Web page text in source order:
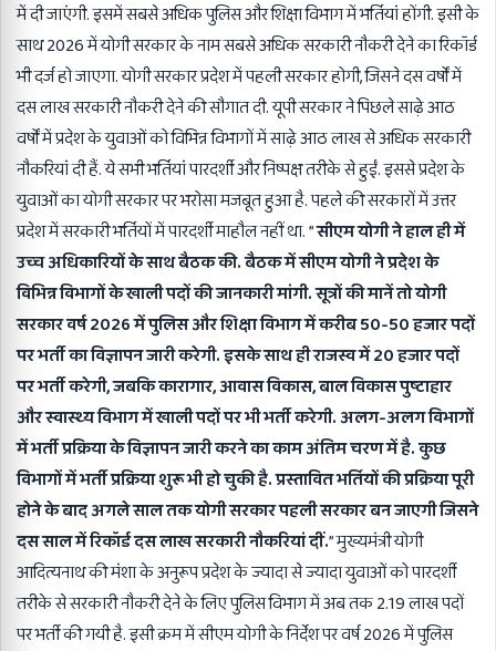
में दी जाएंगी. इसमें सबसे अधिक पुलिस और शिक्षा विभाग में भर्तियां होंगी. इसी के
साथ 2026 में योगी सरकार के नाम सबसे अधिक सरकारी नौकरी देने का रिकॉर्ड
भी दर्ज हो जाएगा. योगी सरकार प्रदेश में पहली सरकार होगी, जिसने दस वर्षों में
दस लाख सरकारी नौकरी देने की सौगात दी. यूपी सरकार ने पिछले साढ़े आठ
वर्षों में प्रदेश के युवाओं को विभिन्न विभागों में साढ़े आठ लाख से अधिक सरकारी
नौकरियां दी हैं. ये सभी भर्तियां पारदर्शी और निष्पक्ष तरीके से हुईं. इससे प्रदेश के
युवाओं का योगी सरकार पर भरोसा मजबूत हुआ है. पहले की सरकारों में उत्तर
प्रदेश में सरकारी भर्तियों में पारदर्शी माहौल नहीं था. ”सीएम योगी ने हाल ही में
उच्च अधिकारियों के साथ बैठक की. बैठक में सीएम योगी ने प्रदेश के
विभिन्न विभागों के खाली पदों की जानकारी मांगी. सूत्रों की मानें तो योगी
सरकार वर्ष 2026 में पुलिस और शिक्षा विभाग में करीब 50-50 हजार पदों
पर भर्ती का विज्ञापन जारी करेगी. इसके साथ ही राजस्व में 20 हजार पदों
पर भर्ती करेगी, जबकि कारागार, आवास विकास, बाल विकास पुष्टाहार
और स्वास्थ्य विभाग में खाली पदों पर भी भर्ती करेगी. अलग-अलग विभागों
में भर्ती प्रक्रिया के विज्ञापन जारी करने का काम अंतिम चरण में है. कुछ
विभागों में भर्ती प्रक्रिया शुरू भी हो चुकी है. प्रस्तावित भर्तियों की प्रक्रिया पूरी
होने के बाद अगले साल तक योगी सरकार पहली सरकार बन जाएगी जिसने
दस साल में रिकॉर्ड दस लाख सरकारी नौकरियां दीं.” मुख्यमंत्री योगी
आदित्यनाथ की मंशा के अनुरूप प्रदेश के ज्यादा से ज्यादा युवाओं को पारदर्शी
तरीके से सरकारी नौकरी देने के लिए पुलिस विभाग में अब तक 2.19 लाख पदों
पर भर्ती की गयी है. इसी क्रम में सीएम योगी के निर्देश पर वर्ष 2026 में पुलिस